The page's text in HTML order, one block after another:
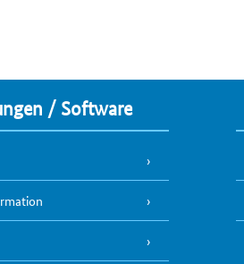
/ Software